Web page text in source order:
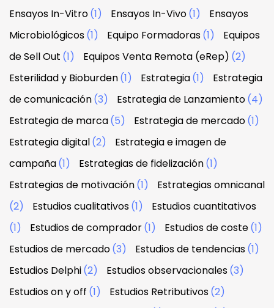
Ensayos In-Vitro(1) Ensayos In-Vivo(1)
Ensayos
Microbiológicos(1) Equipo Formadoras(1)
Equipos
de Sell Out (1) Equipos Venta Remota (eRep) (2)
Esterilidad y Bioburden(1) Estrategia(1)
Estrategia
de comunicación(3) Estrategia de Lanzamiento(4)
Estrategia de marca(5) Estrategia de mercado(1)
Estrategia digital(2)
Estrategia e imagen de
campaña(1) Estrategias de fidelización(1)
Estrategias de motivación(1)
Estrategias omnicanal
(2)
Estudios cualitativos(1)
Estudios cuantitativos
(1)
Estudios de comprador(1) Estudios de coste(1)
Estudios de mercado(3) Estudios de tendencias(1)
Estudios Delphi(2) Estudios observacionales(3)
Estudios on y off (1) Estudios Retributivos(2)